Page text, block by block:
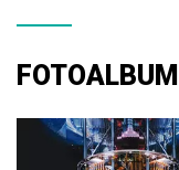
FOTOALBUM